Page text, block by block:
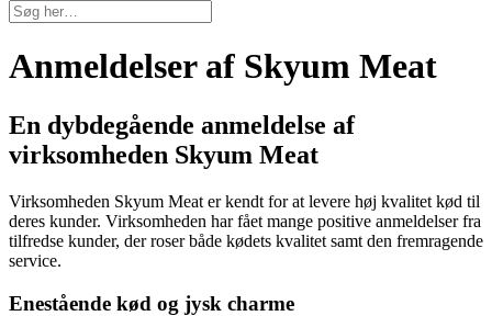
Anmeldelser af Skyum Meat
En dybdegående anmeldelse af
virksomheden Skyum Meat
Virksomheden Skyum Meat er kendt for at levere høj kvalitet kød til
deres kunder. Virksomheden har fået mange positive anmeldelser fra
tilfredse kunder, der roser både kødets kvalitet samt den fremragende
service.
Enestående kød og jysk charme